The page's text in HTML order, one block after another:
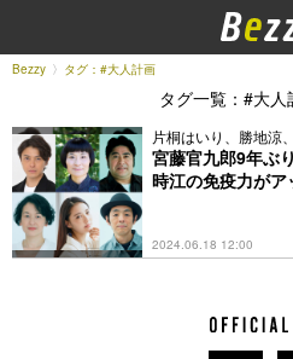
Bezzy タグ：#大人計画
タグ一覧：#大人
片桐はいり、勝地涼
宮藤官九郎9年ぶ
時江の免疫力が
2024.06.18 12:00